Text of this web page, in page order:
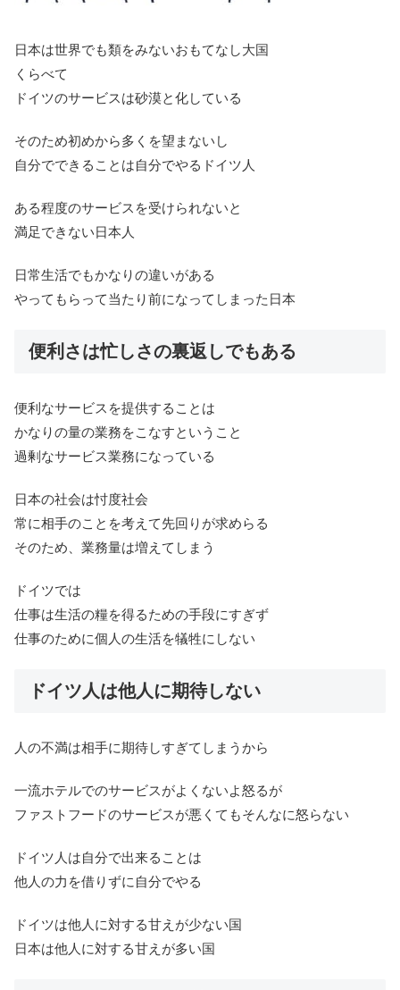
日本は世界でも類をみないおもてなし大国
くらべて
ドイツのサービスは砂漠と化している
そのため初めから多くを望まないし
自分でできることは自分でやるドイツ人
ある程度のサービスを受けられないと
満足できない日本人
日常生活でもかなりの違いがある
やってもらって当たり前になってしまった日本
便利さは忙しさの裏返しでもある
便利なサービスを提供することは
かなりの量の業務をこなすということ
過剰なサービス業務になっている
日本の社会は忖度社会
常に相手のことを考えて先回りが求めらる
そのため、業務量は増えてしまう
ドイツでは
仕事は生活の糧を得るための手段にすぎず
仕事のために個人の生活を犠牲にしない
ドイツ人は他人に期待しない
人の不満は相手に期待しすぎてしまうから
一流ホテルでのサービスがよくないよ怒るが
ファストフードのサービスが悪くてもそんなに怒らない
ドイツ人は自分で出来ることは
他人の力を借りずに自分でやる
ドイツは他人に対する甘えが少ない国
日本は他人に対する甘えが多い国